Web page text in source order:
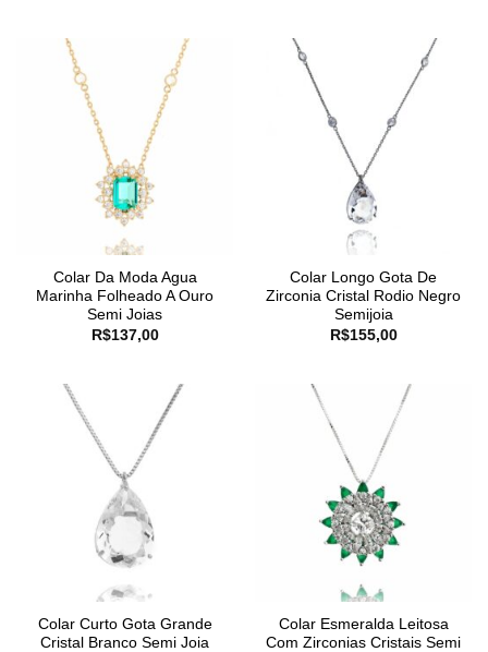
Colar Da Moda Agua
Marinha Folheado A Ouro
Semi Joias
R$137,00
Colar Longo Gota De
Zirconia Cristal Rodio Negro
Semijoia
R$155,00
Colar Curto Gota Grande
Cristal Branco Semi Joia
Colar Esmeralda Leitosa
Com Zirconias Cristais Semi